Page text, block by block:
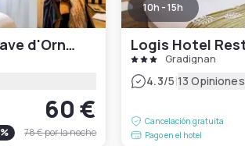
ibis Styles Bordeaux Sud Villenave d'Ornon
60 €
% 78 €por la noche
10h - 15h
Gradignan
4.3/5|13 Opiniones
Cancelación gratuita
Pago en el hotel